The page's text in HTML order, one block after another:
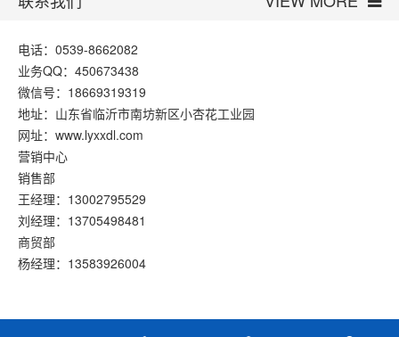
电话：0539-8662082
业务QQ：450673438
微信号：18669319319
地址：山东省临沂市南坊新区小杏花工业园
网址：www.lyxxdl.com
营销中心
销售部
王经理：13002795529
刘经理：13705498481
商贸部
杨经理：13583926004